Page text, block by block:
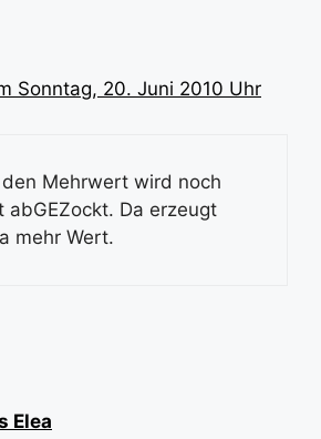
Sonntag, 20. Juni 2010 Uhr
Mehrwert wird noch
abGEZockt. Da erzeugt
mehr Wert.
Elea